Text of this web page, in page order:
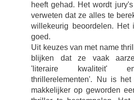
heeft gehad. Het wordt
verweten dat ze alles te
willekeurig beoordelen. Het
goed.
Uit keuzes van met name
blijken dat ze vaak
'literaire kwaliteit'
thrillerelementen'. Nu is
makkelijker op geworden